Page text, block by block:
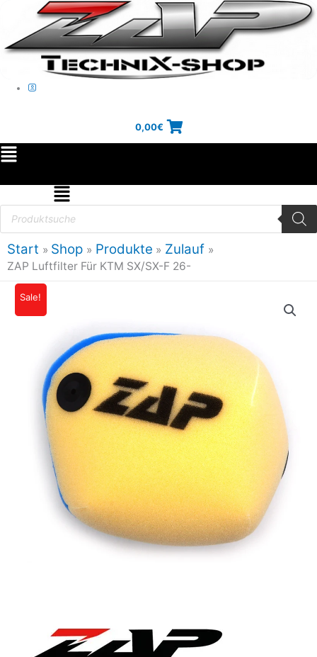
springen
0,00€
Main
Menu
Flyout
Menu
Products
search
Start Shop Produkte Zulauf
ZAP Luftfilter Für KTM SX/SX-F 26-
Sale!
Preis
war:
12,90€
ist:
11,48€.
ZAP
Luftfilter
Menge